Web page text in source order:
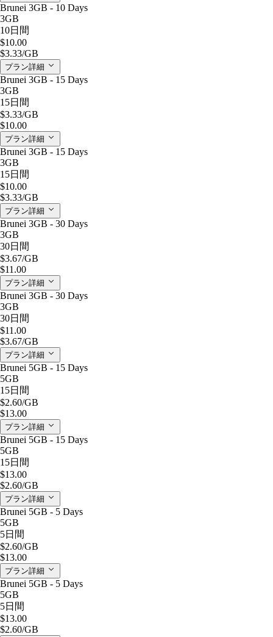
Brunei 3GB - 10 Days
3GB
10日間
$10.00
$3.33/GB
プラン詳細
Brunei 3GB - 15 Days
3GB
15日間
$3.33/GB
$10.00
プラン詳細
Brunei 3GB - 15 Days
3GB
15日間
$10.00
$3.33/GB
プラン詳細
Brunei 3GB - 30 Days
3GB
30日間
$3.67/GB
$11.00
プラン詳細
Brunei 3GB - 30 Days
3GB
30日間
$11.00
$3.67/GB
プラン詳細
Brunei 5GB - 15 Days
5GB
15日間
$2.60/GB
$13.00
プラン詳細
Brunei 5GB - 15 Days
5GB
15日間
$13.00
$2.60/GB
プラン詳細
Brunei 5GB - 5 Days
5GB
5日間
$2.60/GB
$13.00
プラン詳細
Brunei 5GB - 5 Days
5GB
5日間
$13.00
$2.60/GB